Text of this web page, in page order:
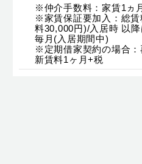
※仲介手数料：家賃1ヵ
※家賃保証要加入：総
料30,000円)/入居時 以
毎月(入居期間中)
※定期借家契約の場合：
新賃料1ヶ月+税